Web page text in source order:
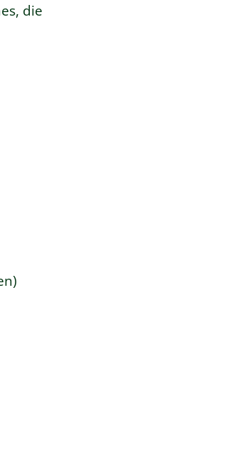
die